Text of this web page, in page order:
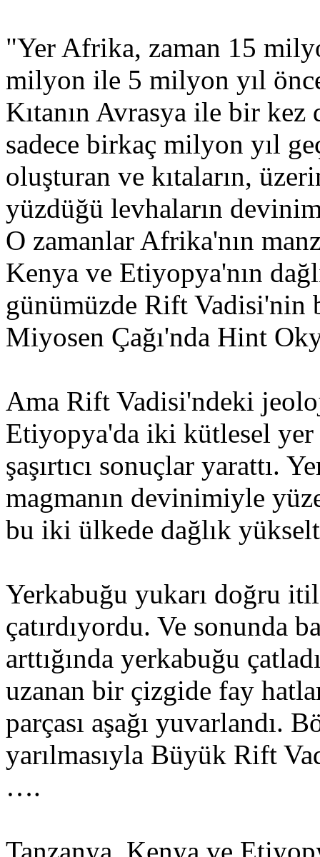
"Yer Afrika, zaman 15
milyon ile 5 milyon yıl
Kıtanın Avrasya ile bir kez
sadece birkaç milyon yıl
oluşturan ve kıtaların,
yüzdüğü levhaların
O zamanlar Afrika'nın
Kenya ve Etiyopya'nın
günümüzde Rift Vadisi'nin
Miyosen Çağı'nda Hint
Ama Rift Vadisi'ndeki
Etiyopya'da iki kütlesel yer
şaşırtıcı sonuçlar yarattı.
magmanın devinimiyle
bu iki ülkede dağlık
Yerkabuğu yukarı doğru
çatırdıyordu. Ve sonunda
arttığında yerkabuğu
uzanan bir çizgide fay
parçası aşağı yuvarlandı.
yarılmasıyla Büyük Rift
….